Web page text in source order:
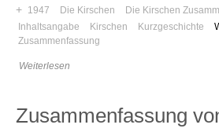
Navigation
News
Umfragen
+ 1947 Die Kirschen
Die Kirschen
Inhaltsangabe
Kirschen Kurzgeschichte
Zusammenfassung
Weiterlesen
Zusammenfassung